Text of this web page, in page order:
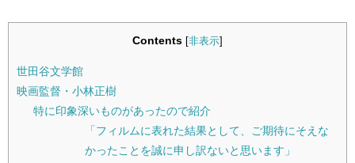
Contents [非表示]
世田谷文学館
映画監督・小林正樹
特に印象深いものがあったので紹介
「フィルムに表れた結果として、ご期待にそえな
かったことを誠に申し訳ないと思います」